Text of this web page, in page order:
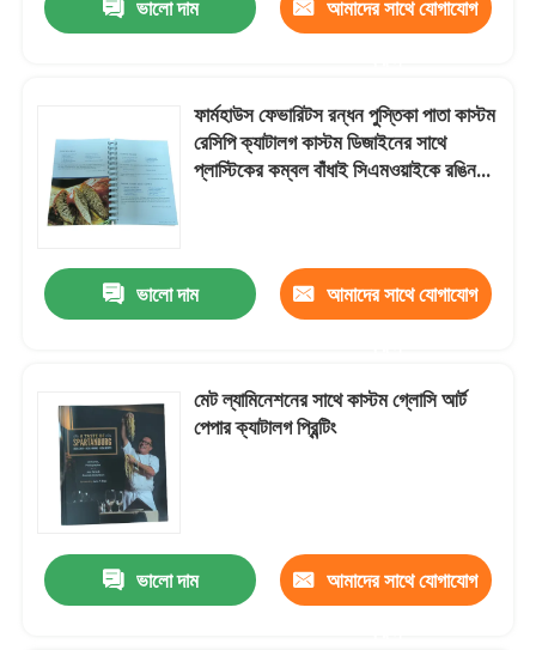
ভালো দাম আমাদের সাথে যোগাযোগ
ফার্মহাউস ফেভারিটস রন্ধন পুস্তিকা পাতা কাস্টম
রেসিপি ক্যাটালগ কাস্টম ডিজাইনের সাথে
প্লাস্টিকের কম্বল বাঁধাই সিএমওয়াইকে রঙিন
ভালো দাম আমাদের সাথে যোগাযোগ
মেট ল্যামিনেশনের সাথে কাস্টম গ্লোসি আর্ট
পেপার ক্যাটালগ প্রিন্টিং
ভালো দাম আমাদের সাথে যোগাযোগ